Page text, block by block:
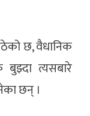
छ, वैधानिक
बुझ्दा त्यसबारे
छन् ।